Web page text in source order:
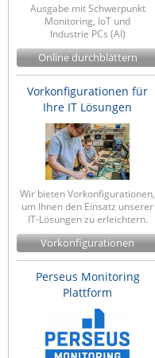
Ausgabe mit Schwerpunkt
Monitoring, IoT und
Industrie PCs (AI)
Online durchblättern
Vorkonfigurationen für
Ihre IT Lösungen
Wir bieten Vorkonfigurationen,
um Ihnen den Einsatz unserer
IT-Lösungen zu erleichtern.
Vorkonfigurationen
Perseus Monitoring
Plattform